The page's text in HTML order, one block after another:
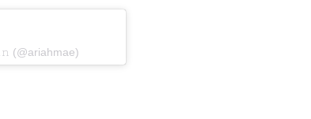
(@ariahmae)